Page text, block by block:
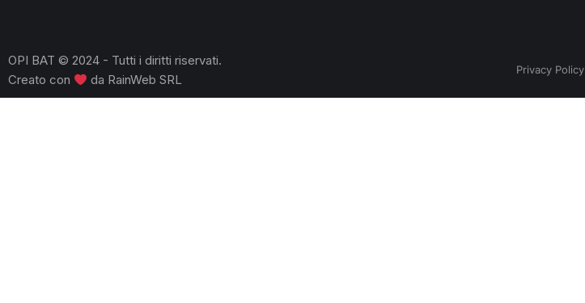
OPI BAT © 2024 - Tutti i diritti riservati.
Creato con
da RainWeb SRL
Privacy Policy